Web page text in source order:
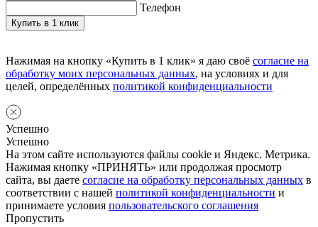
Телефон
Нажимая на кнопку «Купить в 1 клик» я даю своё согласие на
обработку моих персональных данных, на условиях и для
целей, определённых политикой конфиденциальности
Успешно
Успешно
На этом сайте используются файлы cookie и Яндекс. Метрика.
Нажимая кнопку «ПРИНЯТЬ» или продолжая просмотр
сайта, вы даете согласие на обработку персональных данных в
соответствии с нашей политикой конфиденциальности и
принимаете условия пользовательского соглашения
Пропустить